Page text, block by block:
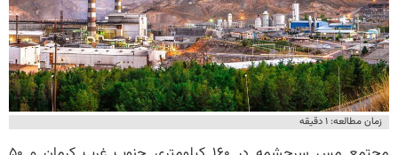
زمان مطالعه: ۱ دقیقه